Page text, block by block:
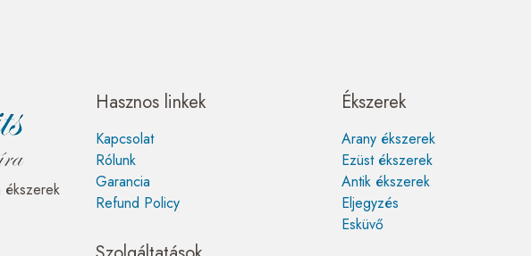
ékszerek
Hasznos linkek
Kapcsolat
Rólunk
Garancia
Refund Policy
Ékszerek
Arany ékszerek
Ezüst ékszerek
Antik ékszerek
Eljegyzés
Esküvő